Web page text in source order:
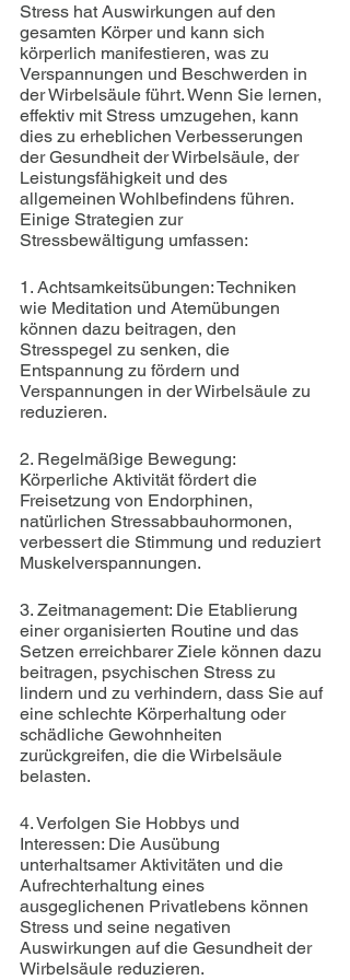
Stress hat Auswirkungen auf den
gesamten Körper und kann sich
körperlich manifestieren, was zu
Verspannungen und Beschwerden in
der Wirbelsäule führt. Wenn Sie lernen,
effektiv mit Stress umzugehen, kann
dies zu erheblichen Verbesserungen
der Gesundheit der Wirbelsäule, der
Leistungsfähigkeit und des
allgemeinen Wohlbefindens führen.
Einige Strategien zur
Stressbewältigung umfassen:
1. Achtsamkeitsübungen: Techniken
wie Meditation und Atemübungen
können dazu beitragen, den
Stresspegel zu senken, die
Entspannung zu fördern und
Verspannungen in der Wirbelsäule zu
reduzieren.
2. Regelmäßige Bewegung:
Körperliche Aktivität fördert die
Freisetzung von Endorphinen,
natürlichen Stressabbauhormonen,
verbessert die Stimmung und reduziert
Muskelverspannungen.
3. Zeitmanagement: Die Etablierung
einer organisierten Routine und das
Setzen erreichbarer Ziele können dazu
beitragen, psychischen Stress zu
lindern und zu verhindern, dass Sie auf
eine schlechte Körperhaltung oder
schädliche Gewohnheiten
zurückgreifen, die die Wirbelsäule
belasten.
4. Verfolgen Sie Hobbys und
Interessen: Die Ausübung
unterhaltsamer Aktivitäten und die
Aufrechterhaltung eines
ausgeglichenen Privatlebens können
Stress und seine negativen
Auswirkungen auf die Gesundheit der
Wirbelsäule reduzieren.